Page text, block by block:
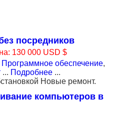
посредников
130 000 USD $
обеспечение,
... Подробнее ...
Новые ремонт.
компьютеров в